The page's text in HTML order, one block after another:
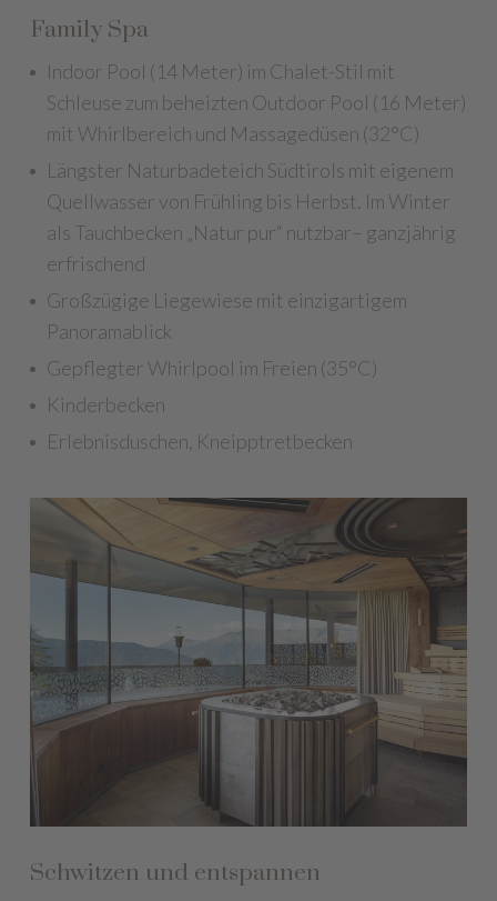
Family Spa
Indoor Pool (14 Meter) im Chalet-Stil mit
Schleuse zum beheizten Outdoor Pool (16 Meter)
mit Whirlbereich und Massagedüsen (32°C)
Längster Naturbadeteich Südtirols mit eigenem
Quellwasser von Frühling bis Herbst. Im Winter
als Tauchbecken „Natur pur“ nutzbar– ganzjährig
erfrischend
Großzügige Liegewiese mit einzigartigem
Panoramablick
Gepflegter Whirlpool im Freien (35°C)
Kinderbecken
Erlebnisduschen, Kneipptretbecken
Schwitzen und entspannen